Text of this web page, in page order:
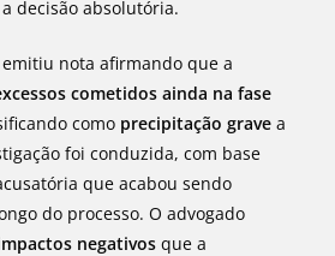
decisão absolutória.
nota afirmando que a
cometidos ainda na fase
como precipitação grave a
foi conduzida, com base
que acabou sendo
do processo. O advogado
negativos que a